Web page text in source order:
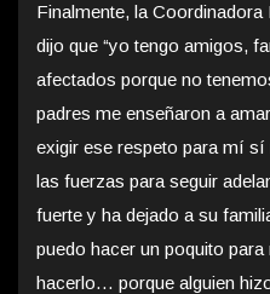
Finalmente, la
dijo que “yo tengo amigos,
afectados porque no
padres me enseñaron a
exigir ese respeto para mí
las fuerzas para seguir
fuerte y ha dejado a su
puedo hacer un poquito
hacerlo… porque alguien